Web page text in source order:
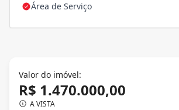
Área de Serviço
Valor do imóvel:
R$ 1.470.000,00
A VISTA